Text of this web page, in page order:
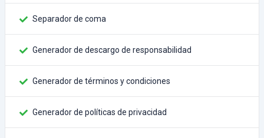
Separador de coma
Generador de descargo de responsabilidad
Generador de términos y condiciones
Generador de políticas de privacidad